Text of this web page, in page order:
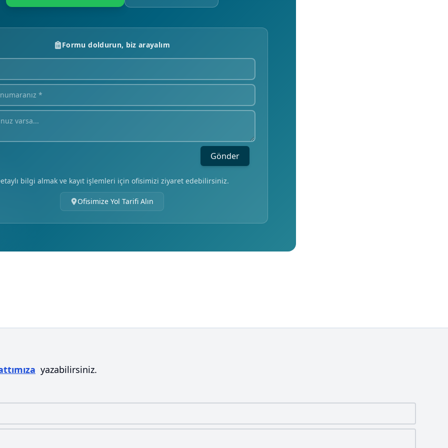
Formu doldurun, biz arayalım
Gönder
bilgi almak ve kayıt işlemleri için ofisimizi ziyaret edebilirsiniz.
Ofisimize Yol Tarifi Alın
yazabilirsiniz.